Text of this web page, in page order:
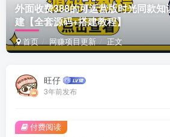
外面收费388的可运营版时光同款
建【全套源码+搭建教程】
首页 网赚项目更新 正文
旺仔
3年前发布
付费阅读